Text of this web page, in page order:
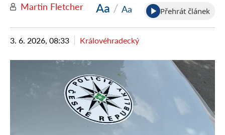
Martin Fletcher Aa / Aa Přehrát článek
3. 6. 2026, 08:33 Královéhradecký